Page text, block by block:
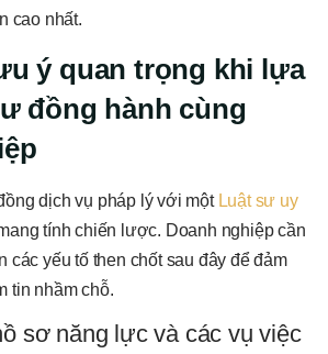
cao nhất.
ý quan trọng khi lựa
đồng hành cùng
dịch vụ pháp lý với một Luật sư uy
tính chiến lược. Doanh nghiệp cần
các yếu tố then chốt sau đây để đảm
tin nhầm chỗ.
sơ năng lực và các vụ việc